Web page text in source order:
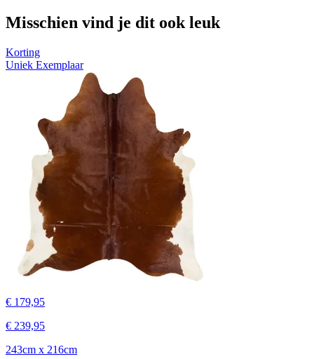
Misschien vind je dit ook leuk
Korting
Uniek Exemplaar
€ 179,95
€ 239,95
243cm x 216cm